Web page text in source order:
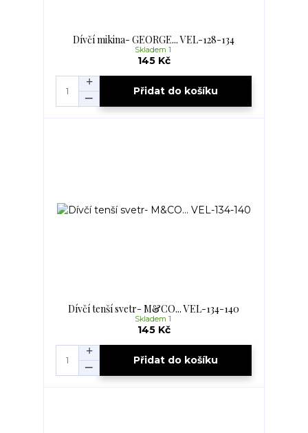
Dívčí mikina- GEORGE... VEL-128-134
145 Kč
Skladem 1
Přidat do košíku
Dívčí tenší svetr- M&CO... VEL-134-140
145 Kč
Skladem 1
Přidat do košíku